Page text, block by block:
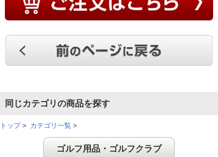
同じカテゴリの商品を探す
トップ> カテゴリ一覧 >
ゴルフ用品・ゴルフクラブ